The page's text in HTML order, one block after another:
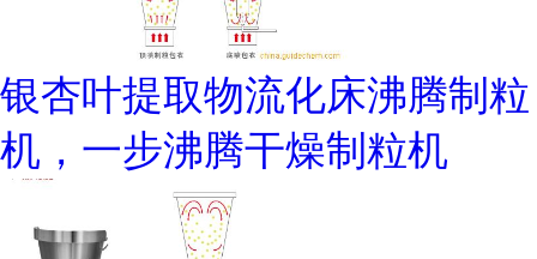
银杏叶提取物流化床沸腾制粒
机，一步沸腾干燥制粒机